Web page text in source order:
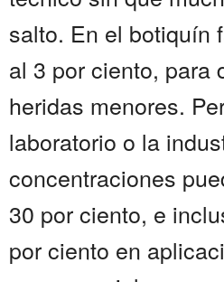
salto. En el botiquín
al 3 por ciento, para
heridas menores.
laboratorio o la
concentraciones
30 por ciento, e
por ciento en